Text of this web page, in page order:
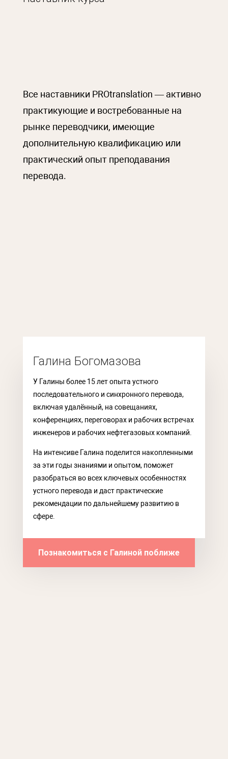
Все наставники PROtranslation — активно
практикующие и востребованные на
рынке переводчики, имеющие
дополнительную квалификацию или
практический опыт преподавания
перевода.
Галина Богомазова
У Галины более 15 лет опыта устного
последовательного и синхронного перевода,
включая удалённый, на совещаниях,
конференциях, переговорах и рабочих встречах
инженеров и рабочих нефтегазовых компаний.
На интенсиве Галина поделится накопленными
за эти годы знаниями и опытом, поможет
разобраться во всех ключевых особенностях
устного перевода и даст практические
рекомендации по дальнейшему развитию в
сфере.
Познакомиться с Галиной поближе